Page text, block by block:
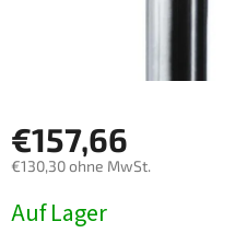
€157,66
€130,30 ohne MwSt.
Auf Lager